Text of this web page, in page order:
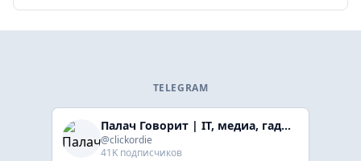
TELEGRAM
Палач Говорит | IT, медиа, гaджеты, скидки
@clickordie
41K подписчиков